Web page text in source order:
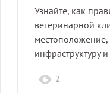
Узнайте, как
ветеринарной
местоположение,
инфраструктуру
2